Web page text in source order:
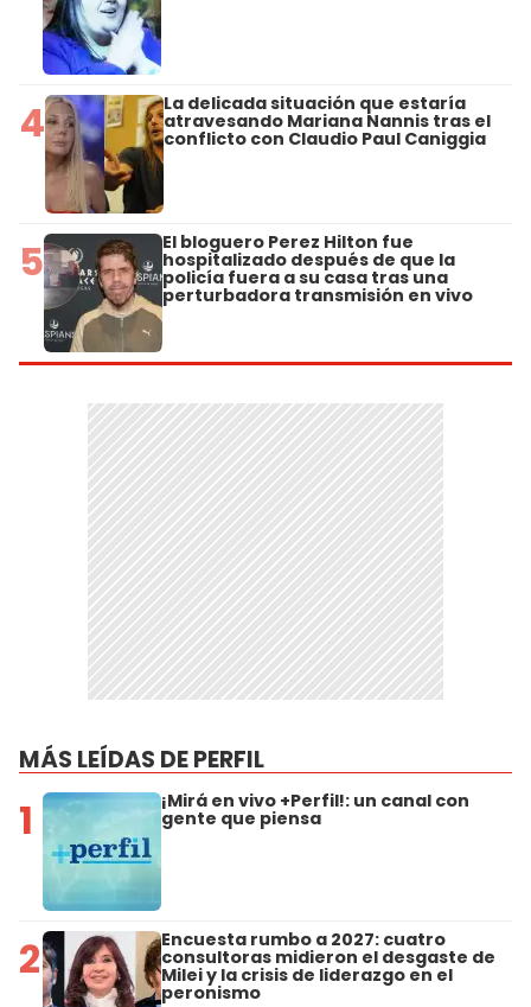
4 La delicada situación que estaría
atravesando Mariana Nannis tras el
conflicto con Claudio Paul Caniggia
5 El bloguero Perez Hilton fue
hospitalizado después de que la
policía fuera a su casa tras una
perturbadora transmisión en vivo
MÁS LEÍDAS DE PERFIL
1 ¡Mirá en vivo +Perfil!: un canal con
gente que piensa
2 Encuesta rumbo a 2027: cuatro
consultoras midieron el desgaste de
Milei y la crisis de liderazgo en el
peronismo